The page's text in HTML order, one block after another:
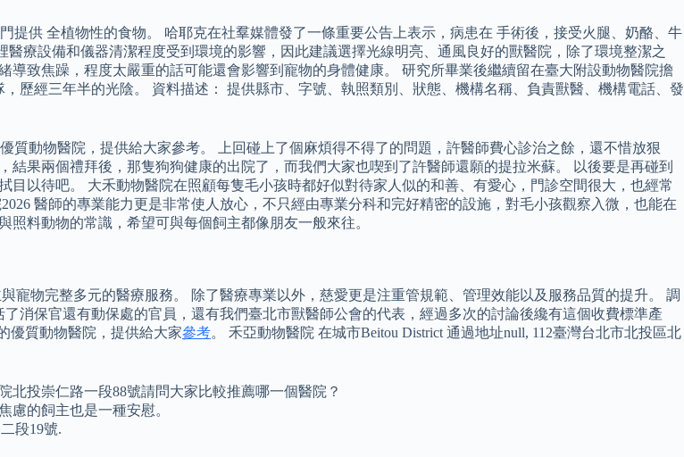
提供 全植物性的食物。 哈耶克在社羣媒體發了一條重要公告上表示，病患在 手術後，接受火腿、奶酪、牛
療設備和儀器清潔程度受到環境的影響，因此建議選擇光線明亮、通風良好的獸醫院，除了環境整潔之
致焦躁，程度太嚴重的話可能還會影響到寵物的身體健康。 研究所畢業後繼續留在臺大附設動物醫院擔
歷經三年半的光陰。 資料描述： 提供縣市、字號、執照類別、狀態、機構名稱、負責獸醫、機構電話、發
動物醫院，提供給大家參考。 上回碰上了個麻煩得不得了的問題，許醫師費心診治之餘，還不惜放狠
果兩個禮拜後，那隻狗狗健康的出院了，而我們大家也喫到了許醫師還願的提拉米蘇。 以後要是再碰到
以待吧。 大禾動物醫院在照顧每隻毛小孩時都好似對待家人似的和善、有愛心，門診空間很大，也經常
醫師的專業能力更是非常使人放心，不只經由專業分科和完好精密的設施，對毛小孩觀察入微，也能在
料動物的常識，希望可與每個飼主都像朋友一般來往。
寵物完整多元的醫療服務。 除了醫療專業以外，慈愛更是注重管規範、管理效能以及服務品質的提升。 調
消保官還有動保處的官員，還有我們臺北市獸醫師公會的代表，經過多次的討論後纔有這個收費標準產
優質動物醫院，提供給大家參考。 禾亞動物醫院 在城市Beitou District 通過地址null, 112臺灣台北市北投區北
北投崇仁路一段88號請問大家比較推薦哪一個醫院？
慮的飼主也是一種安慰。
段19號.